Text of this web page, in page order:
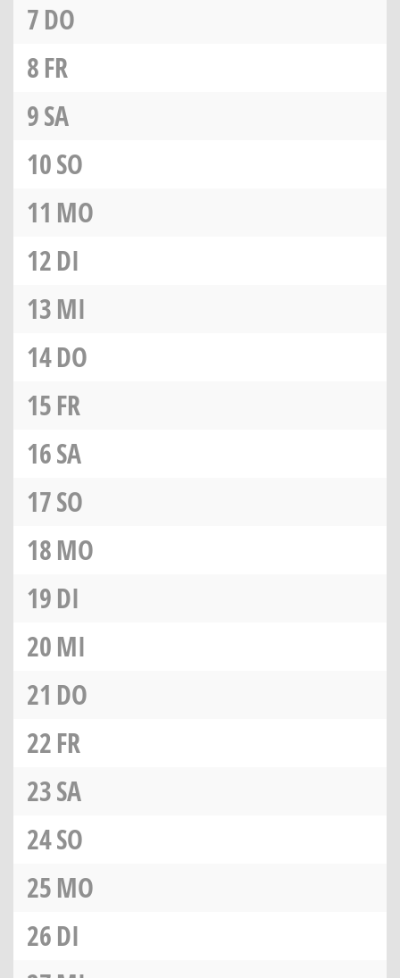
7DO
8FR
9SA
10SO
11 MO
12DI
13MI
14DO
15FR
16SA
17SO
18MO
19DI
20MI
21 DO
22FR
23SA
24SO
25MO
26DI